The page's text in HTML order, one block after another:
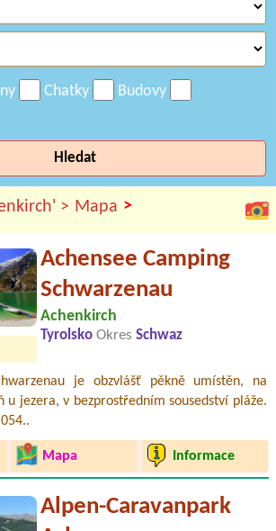
Chatky
Budovy
Hledat
> Mapa >
Achensee Camping
Schwarzenau
Achenkirch
Tyrolsko Okres Schwaz
je obzvlášť pěkně umístěn, na
u jezera, v bezprostředním sousedství pláže.
Mapa Informace
Alpen-Caravanpark